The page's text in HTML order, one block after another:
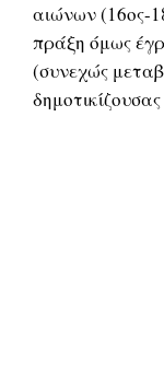
αιώνων (16ος-
πράξη όμως
(συνεχώς